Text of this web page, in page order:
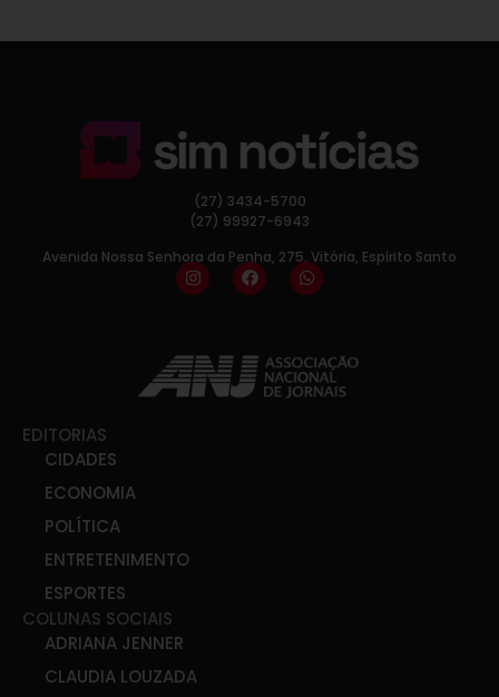
(27) 3434-5700
(27) 99927-6943
Avenida Nossa Senhora da Penha, 275, Vitória, Espírito Santo
EDITORIAS
CIDADES
ECONOMIA
POLÍTICA
ENTRETENIMENTO
ESPORTES
COLUNAS SOCIAIS
ADRIANA JENNER
CLAUDIA LOUZADA